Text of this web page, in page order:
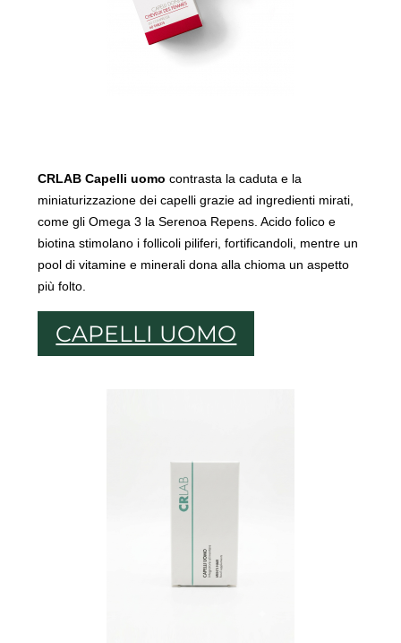
CRLAB Capelli uomo contrasta la caduta e la
miniaturizzazione dei capelli grazie ad ingredienti mirati,
come gli Omega 3 la Serenoa Repens. Acido folico e
biotina stimolano i follicoli piliferi, fortificandoli, mentre un
pool di vitamine e minerali dona alla chioma un aspetto
più folto.
CAPELLI UOMO